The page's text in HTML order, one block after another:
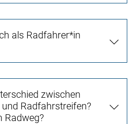
als Radfahrer*in
zwischen
Radfahrstreifen?
Radweg?